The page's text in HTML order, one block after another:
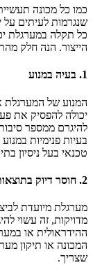
כמו כל מכונה
שנגרמות לעיתים על
כל תקלה במערגלת
הייצור. הנה חלק
1. בעיה במנוע
המנוע של המערגלת
יכולה להפסיק את
להיגרם ממספר
בעיות פנימיות
טכנאי בעל ניסיון
2. חוסר דיוק
מערגלת מיועדת
מדויקות, זה עשוי
ההידראולית או
המכונה או תיקון
שצריך.